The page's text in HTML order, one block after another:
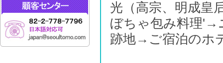
光（高宗、明成
ぼちゃ包み料理'→
跡地→ご宿泊のホ